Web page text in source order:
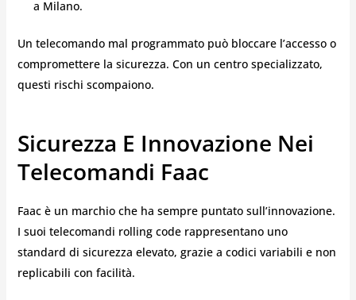
a Milano.
Un telecomando mal programmato può bloccare l’accesso o
compromettere la sicurezza. Con un centro specializzato,
questi rischi scompaiono.
Sicurezza E Innovazione Nei
Telecomandi Faac
Faac è un marchio che ha sempre puntato sull’innovazione.
I suoi telecomandi rolling code rappresentano uno
standard di sicurezza elevato, grazie a codici variabili e non
replicabili con facilità.